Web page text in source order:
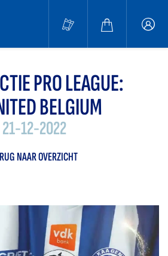
PRO LEAGUE:
BELGIUM
21-12-2022
NAAR OVERZICHT